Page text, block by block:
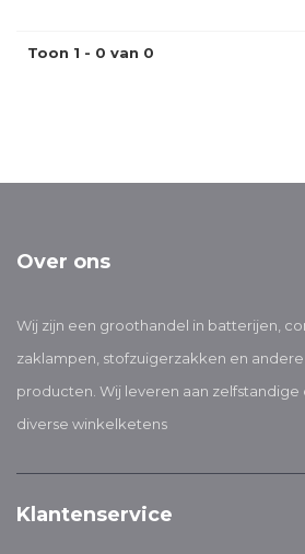
Toon 1 - 0 van 0
Over ons
Wij zijn een groothandel in batterijen,
zaklampen, stofzuigerzakken en
producten. Wij leveren aan
diverse winkelketens
Klantenservice